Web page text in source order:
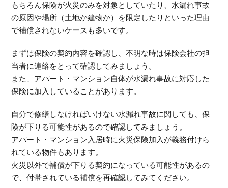
もちろん保険が火災のみを対象としていたり、水漏れ事故
の原因や場所（土地か建物か）を限定したりといった理由
で補償されないケースも多いです。
まずは保険の契約内容を確認し、不明な時は保険会社の担
当者に連絡をとって確認してみましょう。
また、アパート・マンション自体が水漏れ事故に対応した
保険に加入していることがあります。
自分で修繕しなければいけない水漏れ事故に関しても、保
険が下りる可能性があるので確認してみましょう。
アパート・マンション入居時に火災保険加入が義務付けら
れている物件もあります。
火災以外で補償が下りる契約になっている可能性があるの
で、付帯されている補償を再確認してみてください。